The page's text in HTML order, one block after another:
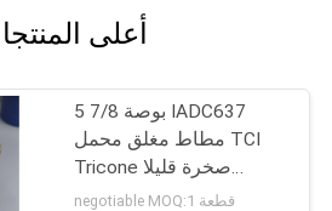
أعلى
5 7/8 بوصة IADC637
مطاط مغلق محمل TCI
Tricone صخرة قليلا
للتشكيل الصلب حفر البئر
negotiable MOQ:1 قطعة